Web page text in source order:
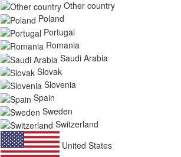
Other country
Poland
Portugal
Romania
Saudi Arabia
Slovak
Slovenia
Spain
Sweden
Switzerland
United States